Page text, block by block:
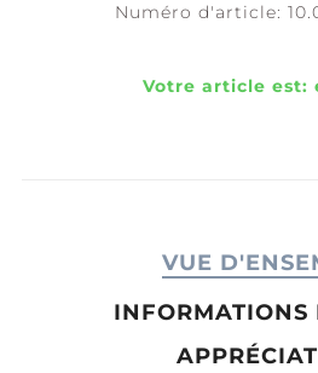
Numéro d'article:
Votre article est:
VUE
INFORMATIONS